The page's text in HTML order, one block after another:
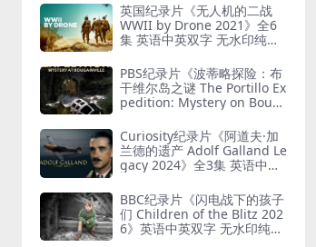
英国纪录片《无人机的二战
WWII by Drone 2021》全6
集 英语中英双字 无水印纯净
人机
PBS纪录片《波蒂略探险：布
干维尔岛之谜 The Portillo Ex
pedition: Mystery on Boug
中英双字 无水印纯净版 1080
P/MKV/5.18G 山本五十六死
因
Curiosity纪录片《阿道夫·加
兰德的遗产 Adolf Galland Le
gacy 2024》全3集 英语中英
KV/5.14G 王牌飞行员
BBC纪录片《闪电战下的孩子
们 Children of the Blitz 202
6》英语中英双字 无水印纯净